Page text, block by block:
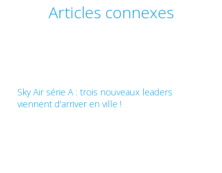
Articles connexes
Sky Air série A : trois nouveaux leaders
viennent d'arriver en ville !